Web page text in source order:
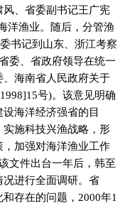
、省委副书记王广宪
洋渔业。随后，分管渔
委书记到山东、浙江考察
委、省政府领导在统一
海南省人民政府关于
号)。该意见明确
海洋经济强省的目
施科技兴渔战略，形
加强对海洋渔业工作
文件出台一年后，韩至
进行全面调研。省
存在的问题， 2000年1